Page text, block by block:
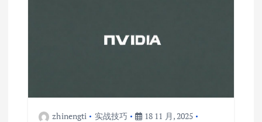
zhinengti 实战技巧
18 11 月, 2025